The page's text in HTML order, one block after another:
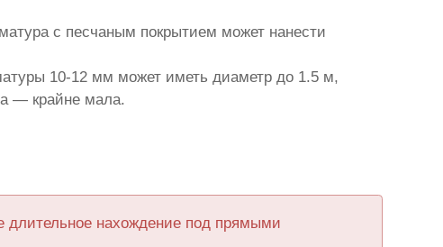
с песчаным покрытием может нанести
10-12 мм может иметь диаметр до 1.5 м,
— крайне мала.
длительное нахождение под прямыми